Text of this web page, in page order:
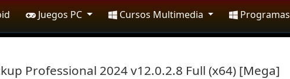
Juegos PC Cursos Multimedia Programas
Professional 2024 v12.0.2.8 Full (x64) [Mega]